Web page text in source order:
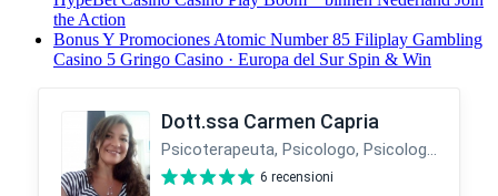
the Action
Bonus Y Promociones Atomic Number 85 Filiplay Gambling
Casino 5 Gringo Casino · Europa del Sur Spin & Win